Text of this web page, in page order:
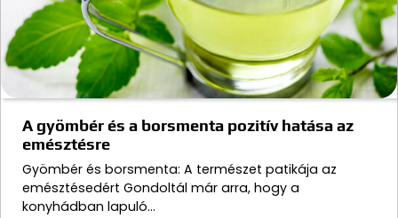
A gyömbér és a borsmenta pozitív hatása az
emésztésre
Gyömbér és borsmenta: A természet patikája az
emésztésedért Gondoltál már arra, hogy a
konyhádban lapuló…